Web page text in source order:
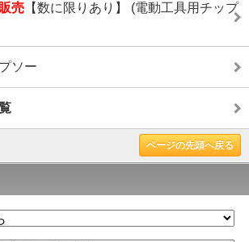
売 【数に限りあり】 (電動工具用チップ
ソー
ページの先頭へ戻る